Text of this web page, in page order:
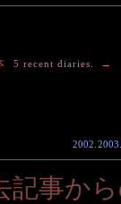
5 recent diaries. →
2002 2003
記事か